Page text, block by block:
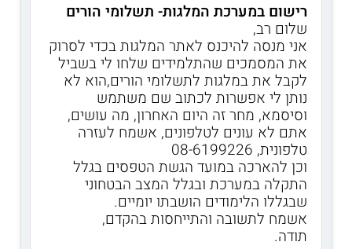
רישום במערכת המלגות- תשלומי הורים
שלום רב,
אני מנסה להיכנס לאתר המלגות בכדי לסרוק
את המסמכים שהתלמידים שלחו לי בשביל
לקבל את במלגות לתשלומי הורים,הוא לא
נותן לי אפשרות לכתוב שם משתמש
וסיסמא, מחר זה היום האחרון, מה עושים,
אתם לא עונים לטלפונים, אשמח לעזרה
טלפונית, 08-6199226
וכן להארכה במועד הגשת הטפסים בגלל
התקלה במערכת ובגלל המצב הבטחוני
שבגללו הלימודים הושבתו יומיים.
אשמח לתשובה והתייחסות בהקדם,
תודה.